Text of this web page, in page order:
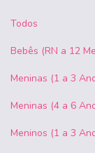
Todos
Bebês (RN a 12
Meninas (1 a 3
Meninas (4 a 6
Meninos (1 a 3